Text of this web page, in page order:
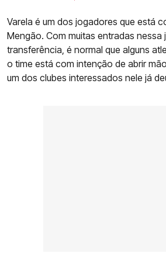
Varela é um dos jogadores que está
Mengão. Com muitas entradas nessa
transferência, é normal que alguns
o time está com intenção de abrir
um dos clubes interessados nele já